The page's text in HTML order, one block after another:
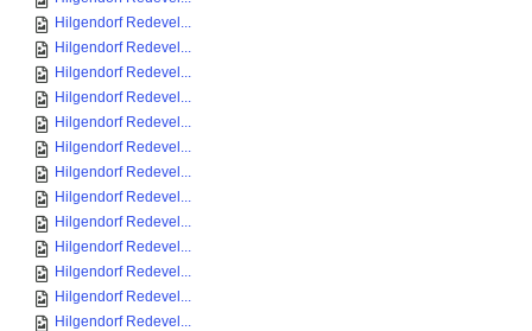
Hilgendorf Redevel...
Hilgendorf Redevel...
Hilgendorf Redevel...
Hilgendorf Redevel...
Hilgendorf Redevel...
Hilgendorf Redevel...
Hilgendorf Redevel...
Hilgendorf Redevel...
Hilgendorf Redevel...
Hilgendorf Redevel...
Hilgendorf Redevel...
Hilgendorf Redevel...
Hilgendorf Redevel...